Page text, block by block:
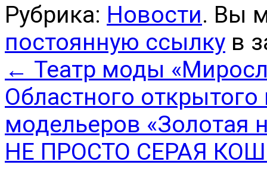
Рубрика: Новости. Вы
постоянную ссылку в
← Театр моды
Областного
модельеров «Золотая
НЕ ПРОСТО СЕРАЯ